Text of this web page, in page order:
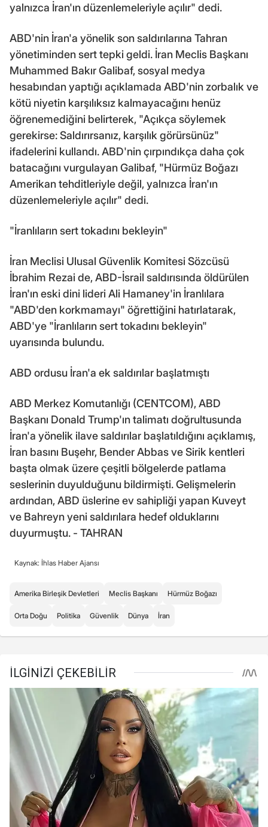
yalnızca İran'ın düzenlemeleriyle açılır" dedi.
ABD'nin İran'a yönelik son saldırılarına Tahran
yönetiminden sert tepki geldi. İran Meclis Başkanı
Muhammed Bakır Galibaf, sosyal medya
hesabından yaptığı açıklamada ABD'nin zorbalık ve
kötü niyetin karşılıksız kalmayacağını henüz
öğrenemediğini belirterek, "Açıkça söylemek
gerekirse: Saldırırsanız, karşılık görürsünüz"
ifadelerini kullandı. ABD'nin çırpındıkça daha çok
batacağını vurgulayan Galibaf, "Hürmüz Boğazı
Amerikan tehditleriyle değil, yalnızca İran'ın
düzenlemeleriyle açılır" dedi.
"İranlıların sert tokadını bekleyin"
İran Meclisi Ulusal Güvenlik Komitesi Sözcüsü
İbrahim Rezai de, ABD-İsrail saldırısında öldürülen
İran'ın eski dini lideri Ali Hamaney'in İranlılara
"ABD'den korkmamayı" öğrettiğini hatırlatarak,
ABD'ye "İranlıların sert tokadını bekleyin"
uyarısında bulundu.
ABD ordusu İran'a ek saldırılar başlatmıştı
ABD Merkez Komutanlığı (CENTCOM), ABD
Başkanı Donald Trump'ın talimatı doğrultusunda
İran'a yönelik ilave saldırılar başlatıldığını açıklamış,
İran basını Buşehr, Bender Abbas ve Sirik kentleri
başta olmak üzere çeşitli bölgelerde patlama
seslerinin duyulduğunu bildirmişti. Gelişmelerin
ardından, ABD üslerine ev sahipliği yapan Kuveyt
ve Bahreyn yeni saldırılara hedef olduklarını
duyurmuştu. - TAHRAN
Kaynak: İhlas Haber Ajansı
Amerika Birleşik Devletleri Meclis Başkanı Hürmüz Boğazı
Orta Doğu Politika Güvenlik Dünya İran